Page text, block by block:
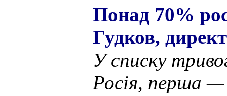
Понад 70%
Гудков,
У списку
Росія, перша —